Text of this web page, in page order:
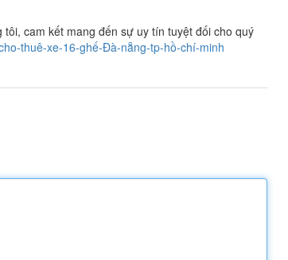
cam kết mang đến sự uy tín tuyệt đối cho quý
thuê-xe-16-ghế-Đà-nẵng-tp-hồ-chí-minh